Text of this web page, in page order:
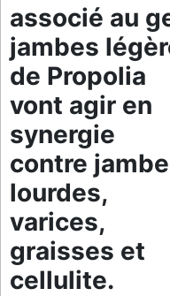
associé au
jambes
de Propolia
vont agir en
synergie
contre
lourdes,
varices,
graisses et
cellulite.